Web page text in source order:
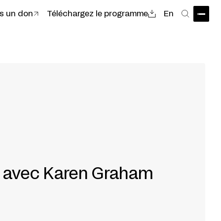
un don Téléchargez le programme En
Karen Graham